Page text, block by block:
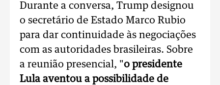
Durante a conversa, Trump designou
o secretário de Estado Marco Rubio
para dar continuidade às negociações
com as autoridades brasileiras. Sobre
a reunião presencial, "o presidente
Lula aventou a possibilidade de